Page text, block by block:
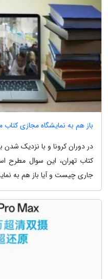
باز هم به نمایشگاه مجازی
در دوران کرونا و با نزدیک شدن
کتاب تهران، این سوال مطرح
جاری چیست و آیا باز هم به